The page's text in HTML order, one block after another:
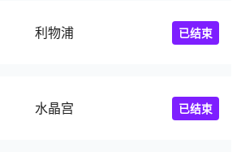
利物浦 已结束
水晶宫 已结束